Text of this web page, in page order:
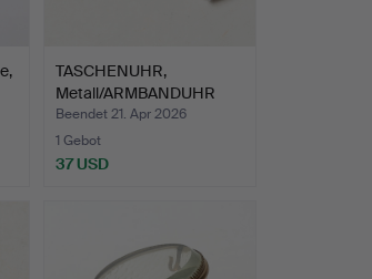
TASCHENUHR,
Metall/ARMBANDUHR
Bijjo.
Beendet 21. Apr 2026
1 Gebot
37 USD